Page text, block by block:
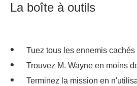
La boîte à outils
Tuez tous les ennemis
Trouvez M. Wayne en moins
Terminez la mission en